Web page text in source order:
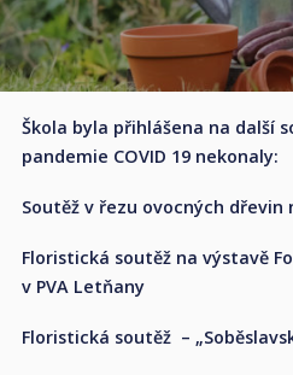
Škola byla přihlášena na další
pandemie COVID 19 nekonaly:
Soutěž v řezu ovocných dřevin
Floristická soutěž na výstavě
v PVA Letňany
Floristická soutěž –